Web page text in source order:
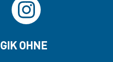
OHNE